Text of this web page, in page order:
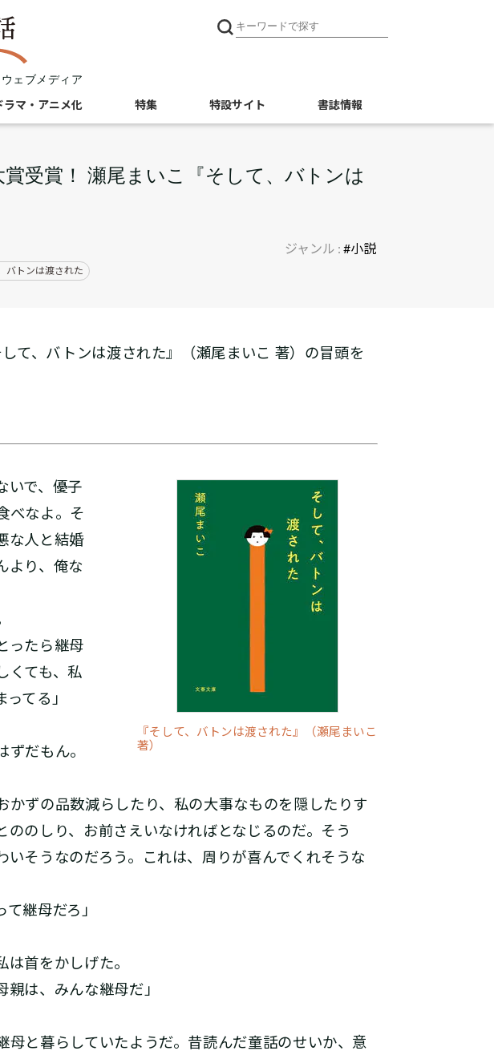
ェブメディア
ラマ・アニメ化 特集 特設サイト 書誌情報
賞受賞！ 瀬尾まいこ『そして、バトンは
バトンは渡された
ジャンル : #小説
て、バトンは渡された』（瀬尾まいこ 著）の冒頭を
『そして、バトンは渡された』（瀬尾まいこ
著）
いで、優子
べなよ。そ
な人と結婚
より、俺な
ったら継母
くても、私
てる」
ずだもん。
ずの品数減らしたり、私の大事なものを隠したりす
ののしり、お前さえいなければとなじるのだ。そう
いそうなのだろう。これは、周りが喜んでくれそうな
て継母だろ」
首をかしげた。
親は、みんな継母だ」
と暮らしていたようだ。昔読んだ童話のせいか、意